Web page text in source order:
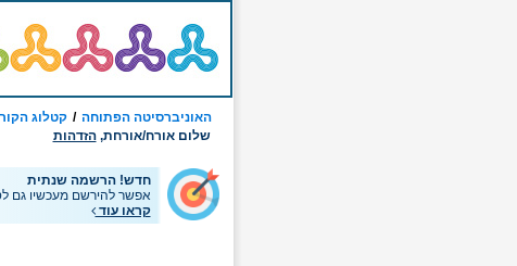
האוניברסיטה הפתוחה קטלוג
שלום אורח/אורחת,הזדהות
חדש! הרשמה שנתית
אפשר להירשם מעכשיו גם
קראו עוד